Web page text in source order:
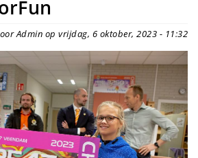
Admin op vrijdag, 6 oktober, 2023 - 11:32